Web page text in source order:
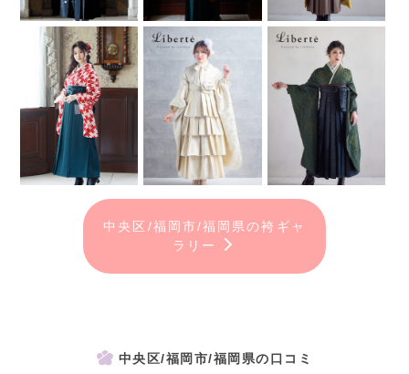
中央区/福岡市/福岡県の袴ギャ
ラリー
中央区/福岡市/福岡県の口コミ